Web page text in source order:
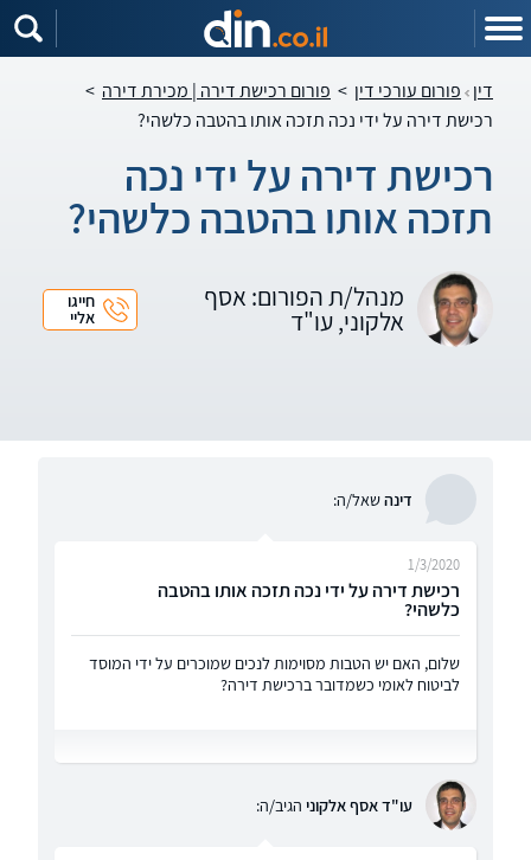
דין פורום עורכי דין > פורום רכישת דירה | מכירת דירה >
רכישת דירה על ידי נכה תזכה אותו בהטבה כלשהי?
רכישת דירה על ידי נכה
תזכה אותו בהטבה כלשהי?
מנהל/ת הפורום: אסף
אלקוני, עו"ד
חייגו
אליי
דינהשאל/ה:
רכישת דירה על ידי נכה תזכה אותו בהטבה
כלשהי?
1/3/2020
שלום, האם יש הטבות מסוימות לנכים שמוכרים על ידי המוסד
לביטוח לאומי כשמדובר ברכישת דירה?
עו"ד אסף אלקוני הגיב/ה: